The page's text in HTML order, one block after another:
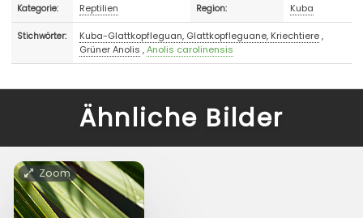
Kategorie: Reptilien Region: Kuba
Stichwörter: Kuba-Glattkopfleguan, Glattkopfleguane, Kriechtiere,
Grüner Anolis ,Anolis carolinensis
Ähnliche Bilder
Zoom